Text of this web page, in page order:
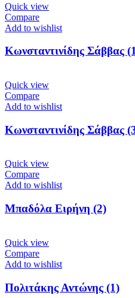
Quick view
Compare
Add to wishlist
Κωνσταντινίδης Σάββας
Quick view
Compare
Add to wishlist
Κωνσταντινίδης Σάββας
Quick view
Compare
Add to wishlist
Μπαδόλα Ειρήνη (2)
Quick view
Compare
Add to wishlist
Πολιτάκης Αντώνης (1)